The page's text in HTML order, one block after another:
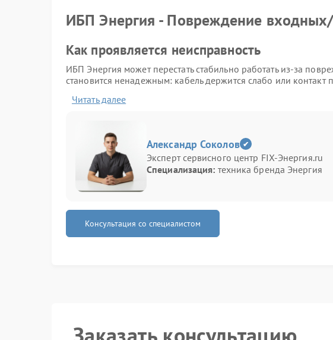
ИБП Энергия - Повреждение
Как проявляется неисправность
ИБП Энергия может перестать стабильно работать из-за
становится ненадежным: кабель держится слабо или
Видимые повреждения контактов
Причины проблемы
Повреждение разъемов возникает из-за механического
Износ контактов
Механические повреждения
Когда контакт не восстанавливается, ремонт Энергия
Читать далее
Александр Соколов
Эксперт сервисного центр FIX-Энергия.ru
Специализация: техника бренда Энергия
Консультация со специалистом